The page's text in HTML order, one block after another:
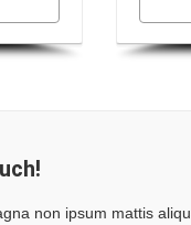
non ipsum mattis